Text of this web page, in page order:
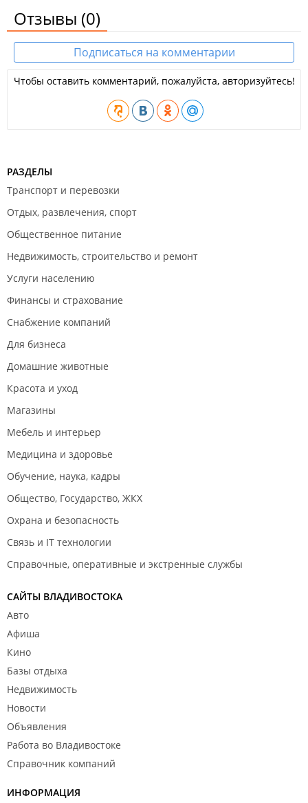
Отзывы (0)
Подписаться на комментарии
Чтобы оставить комментарий, пожалуйста, авторизуйтесь!
РАЗДЕЛЫ
Транспорт и перевозки
Отдых, развлечения, спорт
Общественное питание
Недвижимость, строительство и ремонт
Услуги населению
Финансы и страхование
Снабжение компаний
Для бизнеса
Домашние животные
Красота и уход
Магазины
Мебель и интерьер
Медицина и здоровье
Обучение, наука, кадры
Общество, Государство, ЖКХ
Охрана и безопасность
Связь и IT технологии
Справочные, оперативные и экстренные службы
САЙТЫ ВЛАДИВОСТОКА
Авто
Афиша
Кино
Базы отдыха
Недвижимость
Новости
Объявления
Работа во Владивостоке
Справочник компаний
ИНФОРМАЦИЯ